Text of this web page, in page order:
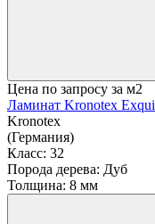
Цена по запросу за м2
Ламинат Kronotex
Kronotex
(Германия)
Класс: 32
Порода дерева: Дуб
Толщина: 8 мм